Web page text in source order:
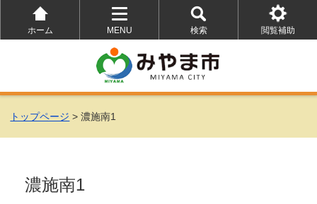
ホーム
MENU
を
開
く
検索
を
開
く
閲覧補助
を
トップページ > 濃施南1
濃施南1